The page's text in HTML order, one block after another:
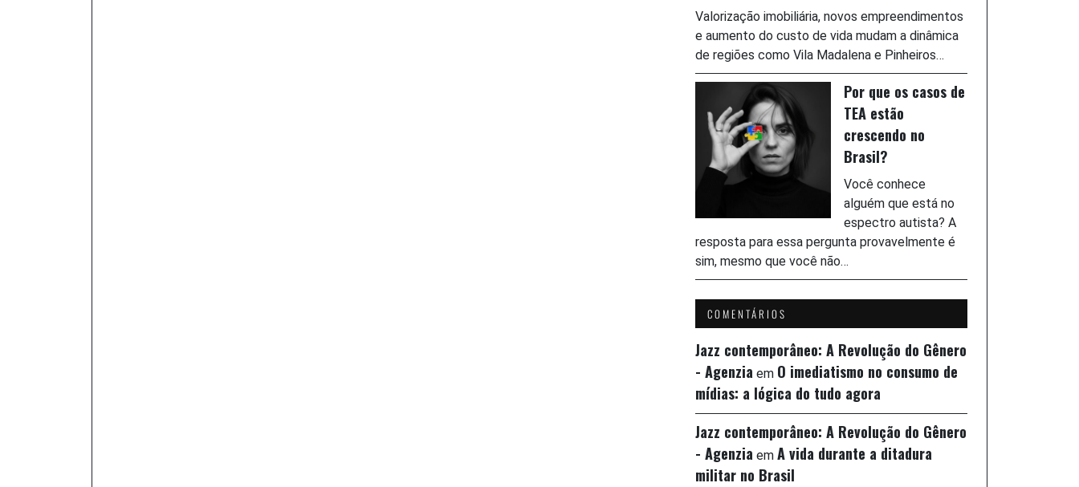
Valorização imobiliária, novos empreendimentos
e aumento do custo de vida mudam a dinâmica
de regiões como Vila Madalena e Pinheiros…
Por que os casos de
TEA estão
crescendo no
Brasil?
Você conhece
alguém que está no
espectro autista? A
resposta para essa pergunta provavelmente é
sim, mesmo que você não…
COMENTÁRIOS
Jazz contemporâneo: A Revolução do Gênero
- Agenzia em O imediatismo no consumo de
mídias: a lógica do tudo agora
Jazz contemporâneo: A Revolução do Gênero
- Agenzia em A vida durante a ditadura
militar no Brasil